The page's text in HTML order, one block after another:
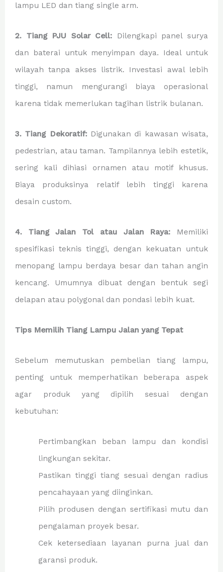
lampu LED dan tiang single arm.
2. Tiang PJU Solar Cell: Dilengkapi panel surya
dan baterai untuk menyimpan daya. Ideal untuk
wilayah tanpa akses listrik. Investasi awal lebih
tinggi, namun mengurangi biaya operasional
karena tidak memerlukan tagihan listrik bulanan.
3. Tiang Dekoratif:Digunakan di kawasan wisata,
pedestrian, atau taman. Tampilannya lebih estetik,
sering kali dihiasi ornamen atau motif khusus.
Biaya produksinya relatif lebih tinggi karena
desain custom.
4. Tiang Jalan Tol atau Jalan Raya: Memiliki
spesifikasi teknis tinggi, dengan kekuatan untuk
menopang lampu berdaya besar dan tahan angin
kencang. Umumnya dibuat dengan bentuk segi
delapan atau polygonal dan pondasi lebih kuat.
Tips Memilih Tiang Lampu Jalan yang Tepat
Sebelum memutuskan pembelian tiang lampu,
penting untuk memperhatikan beberapa aspek
agar produk yang dipilih sesuai dengan
kebutuhan:
Pertimbangkan beban lampu dan kondisi
lingkungan sekitar.
Pastikan tinggi tiang sesuai dengan radius
pencahayaan yang diinginkan.
Pilih produsen dengan sertifikasi mutu dan
pengalaman proyek besar.
Cek ketersediaan layanan purna jual dan
garansi produk.